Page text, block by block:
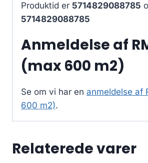
Produktid er 5714829088785
5714829088785
Anmeldelse af
(max 600 m2)
Se om vi har en anmeldelse af
600 m2).
Relaterede varer